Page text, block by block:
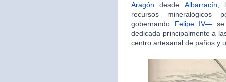
Aragón desde Albarrací­­­n,
recursos
gobernando Felipe IV—
dedicada principalmente a
centro artesanal de paños y